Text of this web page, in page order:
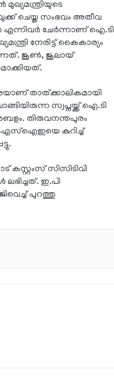
ചെയ്ത സംഭവം അതീവ
ചേര്‍ന്നാണ് ഐ.ടി
നേരിട്ട് കൈകാര്യം
ജൂണ്‍, ജൂലായ്
താത്ക്കാലികമായി
സ്വപ്നയ്ക്ക് ഐ.ടി
തിരുവനന്തപുരം
കുറിച്ച്
സിസിടിവി
ലഭിച്ചത്. ഇ.പി
പുറത്തു